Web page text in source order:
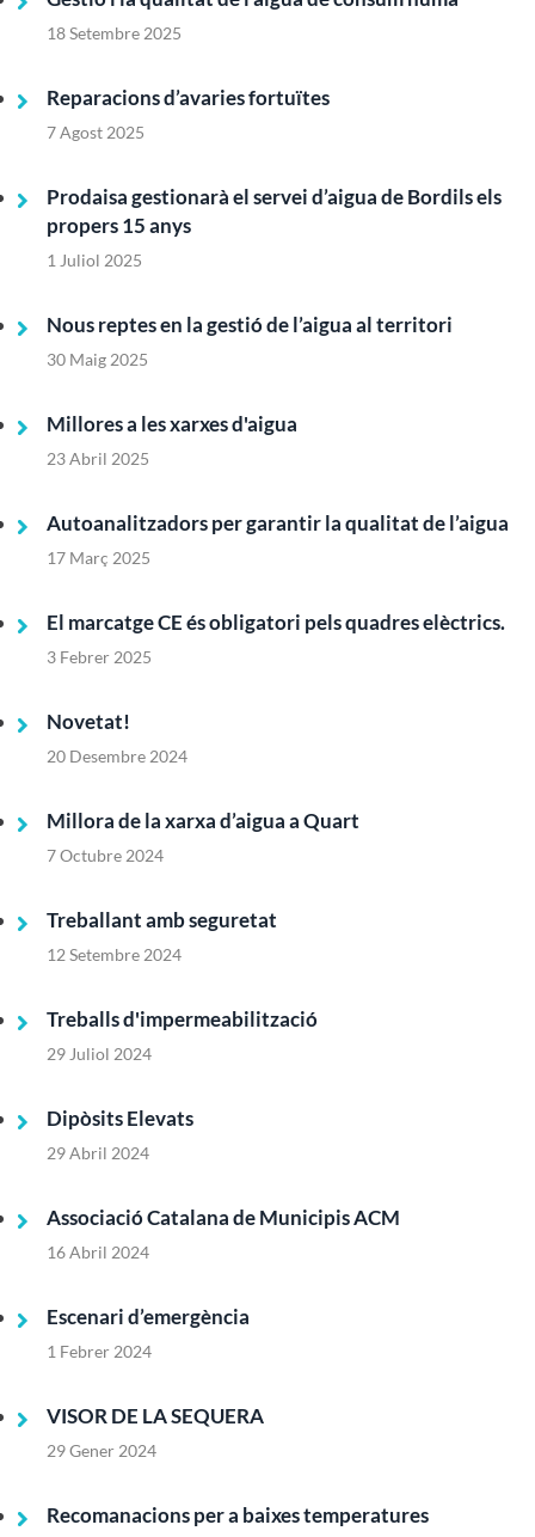
18 Setembre 2025
Reparacions d’avaries fortuïtes
7 Agost 2025
Prodaisa gestionarà el servei d’aigua de Bordils els
propers 15 anys
1 Juliol 2025
Nous reptes en la gestió de l’aigua al territori
30 Maig 2025
Millores a les xarxes d'aigua
23 Abril 2025
Autoanalitzadors per garantir la qualitat de l’aigua
17 Març 2025
El marcatge CE és obligatori pels quadres elèctrics.
3 Febrer 2025
Novetat!
20 Desembre 2024
Millora de la xarxa d’aigua a Quart
7 Octubre 2024
Treballant amb seguretat
12 Setembre 2024
Treballs d'impermeabilització
29 Juliol 2024
Dipòsits Elevats
29 Abril 2024
Associació Catalana de Municipis ACM
16 Abril 2024
Escenari d’emergència
1 Febrer 2024
VISOR DE LA SEQUERA
29 Gener 2024
Recomanacions per a baixes temperatures